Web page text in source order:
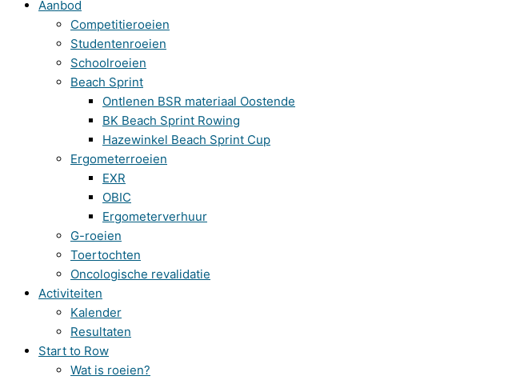
Aanbod
Competitieroeien
Studentenroeien
Schoolroeien
Beach Sprint
Ontlenen BSR materiaal Oostende
BK Beach Sprint Rowing
Hazewinkel Beach Sprint Cup
Ergometerroeien
EXR
OBIC
Ergometerverhuur
G-roeien
Toertochten
Oncologische revalidatie
Activiteiten
Kalender
Resultaten
Start to Row
Wat is roeien?